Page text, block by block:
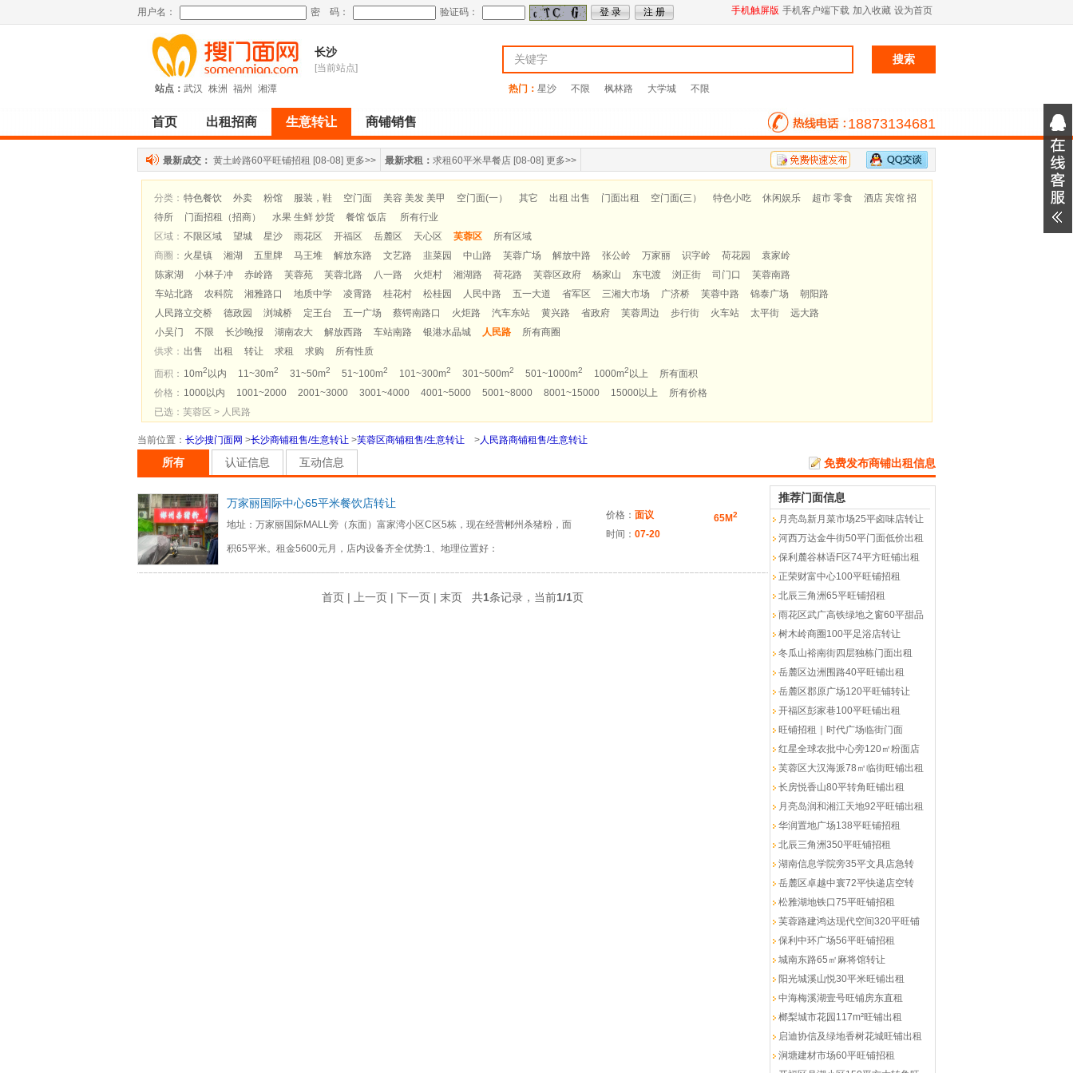
用户名： 密 码： 验证码： 手机触屏版 手机客户端下载 加入收藏 设为首页
长沙
[当前站点]
站点： 武汉 株洲 福州 湘潭 热门： 星沙 不限 枫林路 大学城 不限
首页 出租招商 生意转让 商铺销售 18873134681
最新成交： 黄土岭路60平旺铺招租 [08-08] 更多>> 最新求租： 求租60平米早餐店 [08-08] 更多>>
分类： 特色餐饮 外卖 粉馆 服装，鞋 空门面 美容 美发 美甲 空门面(一） 其它 出租 出售 门面出租 空门面(三） 特色小吃 休闲娱乐 超市 零食
酒店 宾馆 招
待所
门面招租（招商） 水果 生鲜 炒货 餐馆 饭店
所有行业
区域： 不限区域 望城 星沙 雨花区 开福区 岳麓区 天心区 芙蓉区
所有区域
商圈： 火星镇 湘湖 五里牌 马王堆 解放东路 文艺路 韭菜园 中山路 芙蓉广场 解放中路 张公岭 万家丽 识字岭 荷花园
袁家岭
陈家湖
小林子冲 赤岭路 芙蓉苑 芙蓉北路 八一路 火炬村 湘湖路 荷花路 芙蓉区政府 杨家山 东屯渡 浏正街 司门口
芙蓉南路
车站北路
农科院 湘雅路口 地质中学 凌霄路 桂花村 松桂园 人民中路 五一大道 省军区 三湘大市场 广济桥 芙蓉中路 锦泰广场
朝阳路
人民路立交桥
德政园 浏城桥 定王台 五一广场 蔡锷南路口 火炬路 汽车东站 黄兴路 省政府 芙蓉周边 步行街 火车站 太平街
远大路
小吴门
不限 长沙晚报 湖南农大 解放西路 车站南路 银港水晶城 人民路
所有商圈
供求： 出售 出租 转让 求租 求购
所有性质
面积： 10m2 以内 11~30m2 31~50m2 51~100m2 101~300m2 301~500m2 501~1000m2 1000m2 以上
所有面积
价格： 1000以内 1001~2000 2001~3000 3001~4000 4001~5000 5001~8000 8001~15000 15000以上
所有价格
已选：芙蓉区 > 人民路
当前位置 ： 长沙搜门面网 >长沙商铺租售/生意转让 >芙蓉区商铺租售/生意转让 >人民路商铺租售/生意转让
所有 认证信息 互动信息 免费发布商铺出租信息
万家丽国际中心65平米餐饮店转让
地址：万家丽国际MALL旁（东面）富家湾小区C区5栋，现在经营郴州杀猪粉，面
积65平米。租金5600元月，店内设备齐全优势:1、地理位置好：
价格： 面议
时间： 07-20
65M2
首页 | 上一页 | 下一页 | 末页 共1条记录，当前1/1页
推荐门面信息
月亮岛新月菜市场25平卤味店转让
河西万达金牛街50平门面低价出租
保利麓谷林语F区74平方旺铺出租
正荣财富中心100平旺铺招租
北辰三角洲65平旺铺招租
雨花区武广高铁绿地之窗60平甜品
树木岭商圈100平足浴店转让
冬瓜山裕南街四层独栋门面出租
岳麓区边洲围路40平旺铺出租
岳麓区郡原广场120平旺铺转让
开福区彭家巷100平旺铺出租
旺铺招租｜时代广场临街门面
红星全球农批中心旁120㎡粉面店
芙蓉区大汉海派78㎡临街旺铺出租
长房悦香山80平转角旺铺出租
月亮岛润和湘江天地92平旺铺出租
华润置地广场138平旺铺招租
北辰三角洲350平旺铺招租
湖南信息学院旁35平文具店急转
岳麓区卓越中寰72平快递店空转
松雅湖地铁口75平旺铺招租
芙蓉路建鸿达现代空间320平旺铺
保利中环广场56平旺铺招租
城南东路65㎡麻将馆转让
阳光城溪山悦30平米旺铺出租
中海梅溪湖壹号旺铺房东直租
榔梨城市花园117m²旺铺出租
启迪协信及绿地香树花城旺铺出租
涧塘建材市场60平旺铺招租